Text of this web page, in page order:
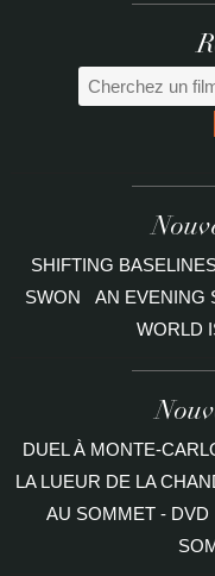
SHIFTING
SWON
AN EVENING
WORLD
DUEL À MONTE-
LA LUEUR DE LA
AU SOMMET - DVD